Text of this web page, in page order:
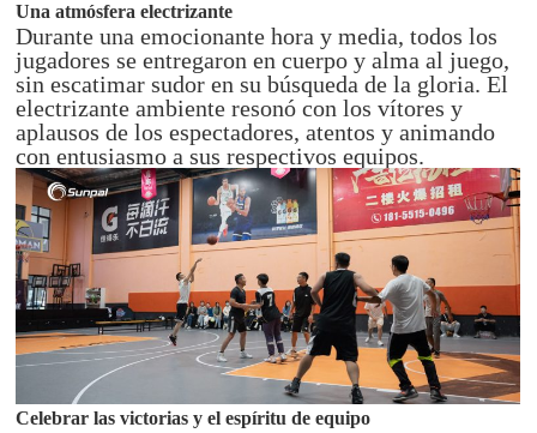
Una atmósfera electrizante
Durante una emocionante hora y media, todos los
jugadores se entregaron en cuerpo y alma al juego,
sin escatimar sudor en su búsqueda de la gloria. El
electrizante ambiente resonó con los vítores y
aplausos de los espectadores, atentos y animando
con entusiasmo a sus respectivos equipos.
Celebrar las victorias y el espíritu de equipo